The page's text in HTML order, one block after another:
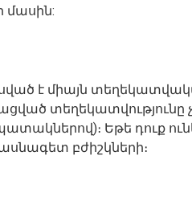
մասին:
է միայն
տեղեկատվությունը
Եթե դուք
բժիշկների։